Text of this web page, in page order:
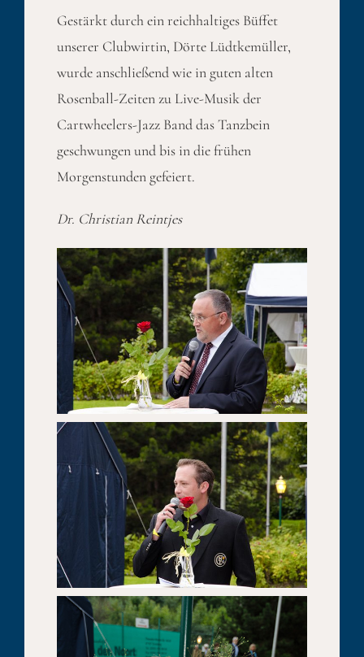
Gestärkt durch ein reichhaltiges Büffet
unserer Clubwirtin, Dörte Lüdtkemüller,
wurde anschließend wie in guten alten
Rosenball-Zeiten zu Live-Musik der
Cartwheelers-Jazz Band das Tanzbein
geschwungen und bis in die frühen
Morgenstunden gefeiert.
Dr. Christian Reintjes